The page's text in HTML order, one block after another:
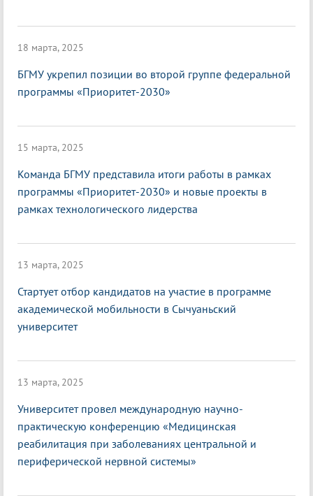
18 марта, 2025
БГМУ укрепил позиции во второй группе федеральной
программы «Приоритет-2030»
15 марта, 2025
Команда БГМУ представила итоги работы в рамках
программы «Приоритет-2030» и новые проекты в
рамках технологического лидерства
13 марта, 2025
Стартует отбор кандидатов на участие в программе
академической мобильности в Сычуаньский
университет
13 марта, 2025
Университет провел международную научно-
практическую конференцию «Медицинская
реабилитация при заболеваниях центральной и
периферической нервной системы»